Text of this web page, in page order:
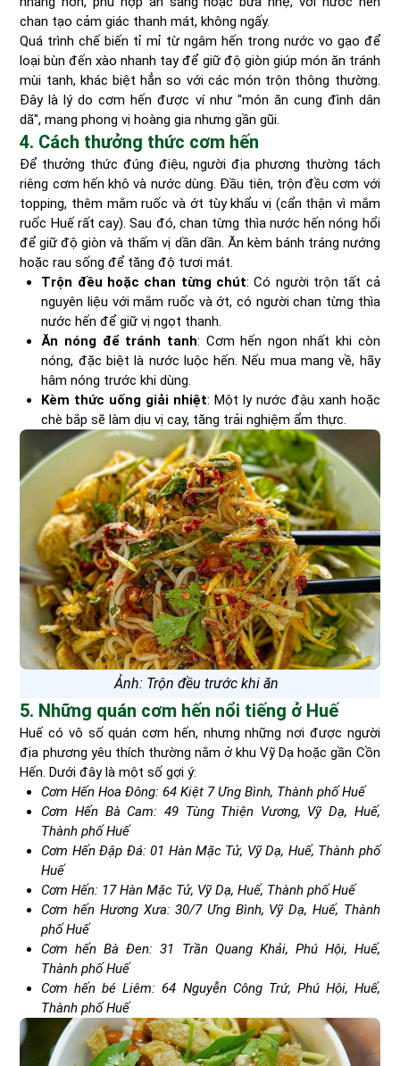
chan tạo cảm giác thanh mát, không ngấy.
Quá trình chế biến tỉ mỉ từ ngâm hến trong nước vo gạo để
loại bùn đến xào nhanh tay để giữ độ giòn giúp món ăn tránh
mùi tanh, khác biệt hẳn so với các món trộn thông thường.
Đây là lý do cơm hến được ví như "món ăn cung đình dân
dã", mang phong vị hoàng gia nhưng gần gũi.
4. Cách thưởng thức cơm hến
Để thưởng thức đúng điệu, người địa phương thường tách
riêng cơm hến khô và nước dùng. Đầu tiên, trộn đều cơm với
topping, thêm mắm ruốc và ớt tùy khẩu vị (cẩn thận vì mắm
ruốc Huế rất cay). Sau đó, chan từng thìa nước hến nóng hổi
để giữ độ giòn và thấm vị dần dần. Ăn kèm bánh tráng nướng
hoặc rau sống để tăng độ tươi mát.
Trộn đều hoặc chan từng chút: Có người trộn tất cả
nguyên liệu với mắm ruốc và ớt, có người chan từng thìa
nước hến để giữ vị ngọt thanh.
Ăn nóng để tránh tanh: Cơm hến ngon nhất khi còn
nóng, đặc biệt là nước luộc hến. Nếu mua mang về, hãy
hâm nóng trước khi dùng.
Kèm thức uống giải nhiệt: Một ly nước đậu xanh hoặc
chè bắp sẽ làm dịu vị cay, tăng trải nghiệm ẩm thực.
Ảnh: Trộn đều trước khi ăn
5. Những quán cơm hến nổi tiếng ở Huế
Huế có vô số quán cơm hến, nhưng những nơi được người
địa phương yêu thích thường nằm ở khu Vỹ Dạ hoặc gần Cồn
Hến. Dưới đây là một số gợi ý:
Cơm Hến Hoa Đông: 64 Kiệt 7 Ưng Bình, Thành phố Huế
Cơm Hến Bà Cam: 49 Tùng Thiện Vương, Vỹ Dạ, Huế,
Thành phố Huế
Cơm Hến Đập Đá: 01 Hàn Mặc Tử, Vỹ Dạ, Huế, Thành phố
Huế
Cơm Hến: 17 Hàn Mặc Tử, Vỹ Dạ, Huế, Thành phố Huế
Cơm hến Hương Xưa: 30/7 Ưng Bình, Vỹ Dạ, Huế, Thành
phố Huế
Cơm hến Bà Đen: 31 Trần Quang Khải, Phú Hội, Huế,
Thành phố Huế
Cơm hến bé Liêm: 64 Nguyễn Công Trứ, Phú Hội, Huế,
Thành phố Huế